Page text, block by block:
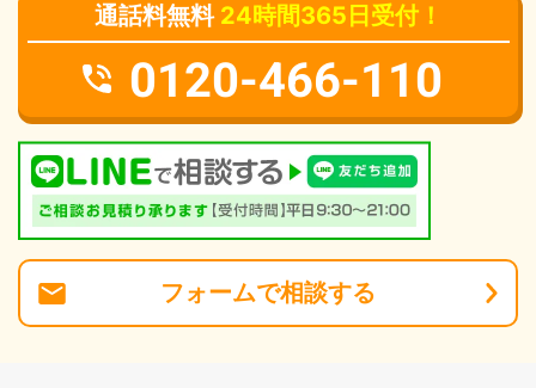
通話料無料 24時間365日受付！
0120-466-110
フォームで相談する